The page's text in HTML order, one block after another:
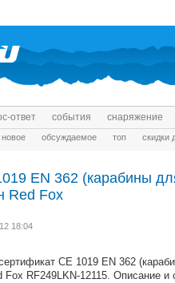
ответ события снаряжение
новое обсуждаемое топ скидки
EN 362 (карабины
Red Fox
18:04
CE 1019 EN 362
Fox RF249LKN-12115. Описание и